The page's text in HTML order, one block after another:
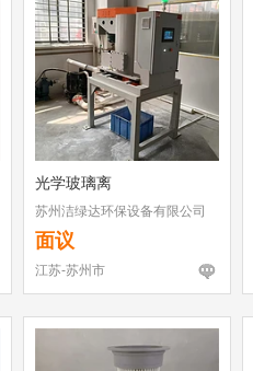
光学玻璃离
苏州洁绿达环保设备有限公司
面议
江苏-苏州市